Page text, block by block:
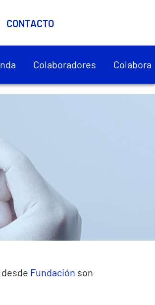
CONTACTO
Colaboradores Colabora
Fundación son